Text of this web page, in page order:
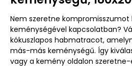
Nem szeretne
keménységével kapcsolatban?
kókuszlapos habmatracot,
más-más keménységű. Így
vagy a kemény oldalon szeretne-